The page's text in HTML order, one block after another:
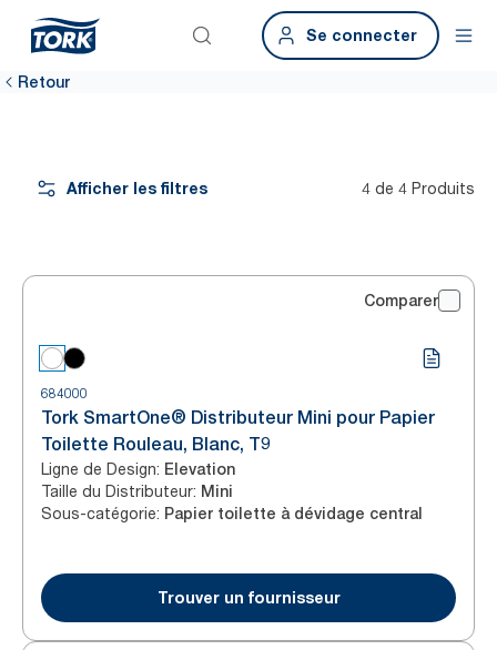
Se connecter
Retour
Afficher les filtres 4 de 4 Produits
Comparer
684000
Tork SmartOne® Distributeur Mini pour Papier
Toilette Rouleau, Blanc, T9
Ligne de Design: Elevation
Taille du Distributeur: Mini
Sous-catégorie: Papier toilette à dévidage central
Trouver un fournisseur